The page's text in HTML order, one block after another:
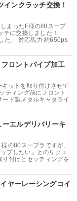
ンクラッチ交換！
まったF様の80スープ
に交換しました！
た。 対応馬力 約650ps
ロントパイプ加工
ットを取り付けさせて
ティング前にフロント
ド製メタルキャタライ
エルデリバリーキ
の80スープラですが、
プしたい』とのリクエ
付けとセッティングを
ヤーレーシングコイ